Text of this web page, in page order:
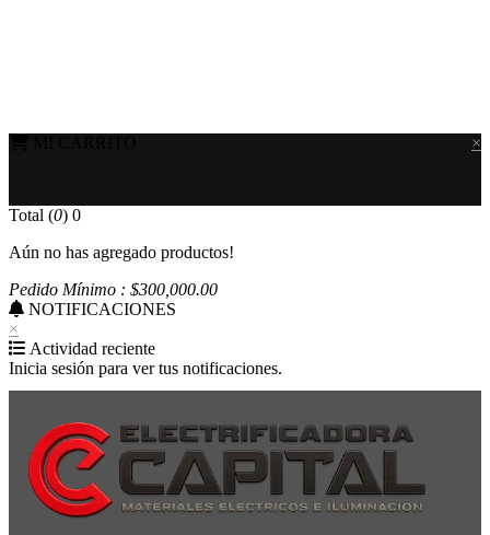
×
Total (0) 0
Aún no has agregado productos!
Pedido Mínimo : $300,000.00
NOTIFICACIONES
×
Actividad reciente
Inicia sesión para ver tus notificaciones.